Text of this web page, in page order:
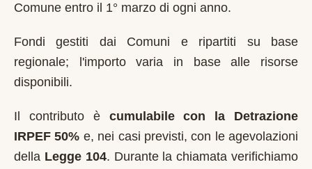
Comune entro il 1° marzo di ogni anno.
Fondi gestiti dai Comuni e ripartiti su base
regionale; l'importo varia in base alle risorse
disponibili.
Il contributo è cumulabile con la Detrazione
IRPEF 50% e, nei casi previsti, con le agevolazioni
della Legge 104. Durante la chiamata verifichiamo